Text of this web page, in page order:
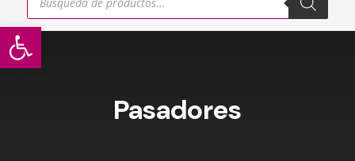
Abrir barra de herramientas
productos
Pasadores